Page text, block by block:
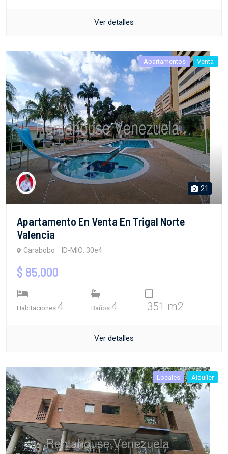
Ver detalles
Apartamentos Venta
21
Apartamento En Venta En Trigal Norte
Valencia
Carabobo ID-MIO: 30e4
$ 85,000
Habitaciones 4 Baños 4 351 m2
Ver detalles
Locales Alquiler